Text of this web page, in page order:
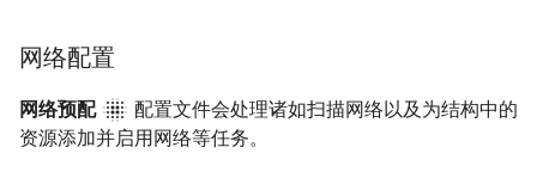
网络配置
网络预配 blur_on 配置文件会处理诸如扫描网络以及为结构中的
资源添加并启用网络等任务。